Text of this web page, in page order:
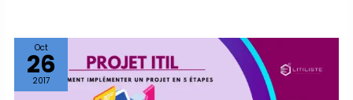
Oct
26
2017